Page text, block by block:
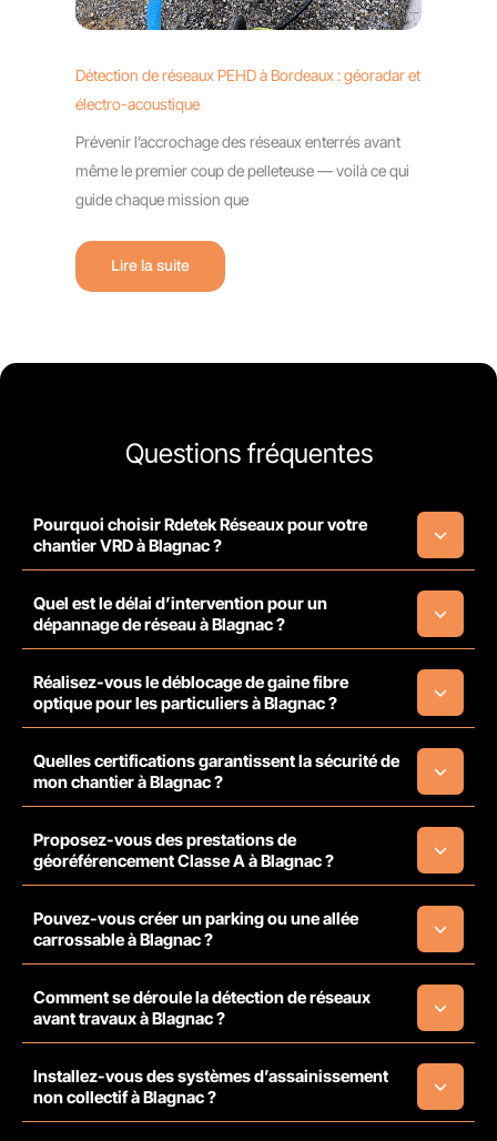
Détection de réseaux PEHD à Bordeaux : géoradar et
électro-acoustique
Prévenir l’accrochage des réseaux enterrés avant
même le premier coup de pelleteuse — voilà ce qui
guide chaque mission que
Lire la suite
Questions fréquentes
Pourquoi choisir Rdetek Réseaux pour votre
chantier VRD à Blagnac ?
Quel est le délai d’intervention pour un
dépannage de réseau à Blagnac ?
Réalisez-vous le déblocage de gaine fibre
optique pour les particuliers à Blagnac ?
Quelles certifications garantissent la sécurité de
mon chantier à Blagnac ?
Proposez-vous des prestations de
géoréférencement Classe A à Blagnac ?
Pouvez-vous créer un parking ou une allée
carrossable à Blagnac ?
Comment se déroule la détection de réseaux
avant travaux à Blagnac ?
Installez-vous des systèmes d’assainissement
non collectif à Blagnac ?